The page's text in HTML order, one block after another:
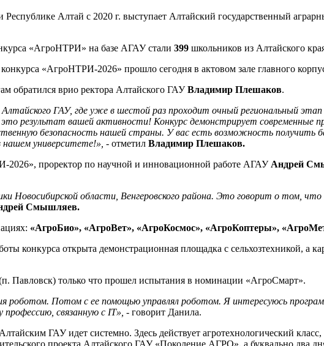
Алтай с 2020 г. выступает Алтайский государственный
«АгроНТРИ» на базе АГАУ стали 399 школьников из Алтайского
«АгроНТРИ-2026» прошло сегодня в актовом зале главного
обратился врио ректора Алтайского ГАУВладимир Плешаков.
ГАУ, где уже в шестой раз проходит очный региональный
результат вашей активности! Конкурс демонстрирует современные
безопасность нашей страны. У вас есть возможность получить
нашем университете!», - отметил Владимир Плешаков.
2026», проректор по научной и инновационной работе АГАУАндрей
Новосибирской области, Венгеровского района. Это говорит о том,
Смышляев.
«АгроБио», «АгроВет», «АгроКосмос», «АгроКоптеры»,
конкурса открыта демонстрационная площадка с сельхозтехникой, а
Павловск) только что прошел испытания в номинации «АгроСмарт».
роботом. Потом с ее помощью управлял роботом. Я интересуюсь
связанную с IT», - говорит Данила.
ГАУ идет системно. Здесь действует агротехнологический
проекта Алтайского ГАУ «Поколение АГРО», а буквально два